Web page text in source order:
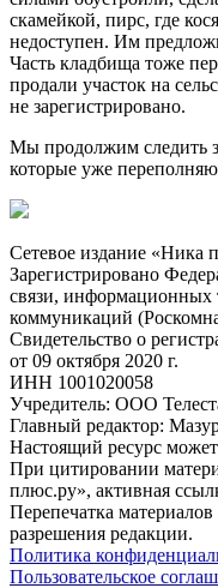
скамейкой, пирс, где
недоступен. Им
Часть кладбища тоже
продали участок на
не зарегистрировано.
Мы продолжим следить
которые уже
Сетевое издание «Ника
Зарегистрировано
связи, информационных
коммуникаций
Свидетельство о
от 09 октября 2020 г.
ИНН 1001020058
Учредитель: ООО
Главный редактор:
Настоящий ресурс
При цитировании
плюс.ру», активная
Перепечатка материалов
разрешения редакции.
Политика
Пользовательское